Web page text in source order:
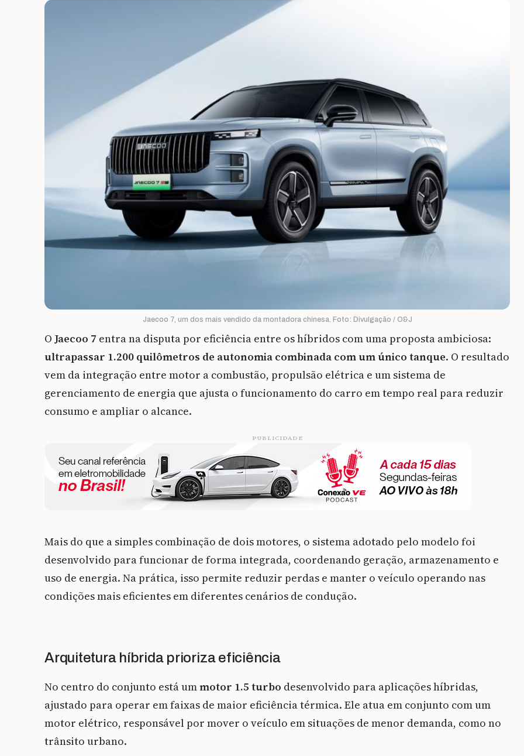
Jaecoo 7, um dos mais vendido da montadora chinesa. Foto: Divulgação / O&J
O Jaecoo 7 entra na disputa por eficiência entre os híbridos com uma proposta ambiciosa:
ultrapassar 1.200 quilômetros de autonomia combinada com um único tanque. O resultado
vem da integração entre motor a combustão, propulsão elétrica e um sistema de
gerenciamento de energia que ajusta o funcionamento do carro em tempo real para reduzir
consumo e ampliar o alcance.
PUBLICIDADE
Mais do que a simples combinação de dois motores, o sistema adotado pelo modelo foi
desenvolvido para funcionar de forma integrada, coordenando geração, armazenamento e
uso de energia. Na prática, isso permite reduzir perdas e manter o veículo operando nas
condições mais eficientes em diferentes cenários de condução.
Arquitetura híbrida prioriza eficiência
No centro do conjunto está ummotor 1.5 turbo desenvolvido para aplicações híbridas,
ajustado para operar em faixas de maior eficiência térmica. Ele atua em conjunto com um
motor elétrico, responsável por mover o veículo em situações de menor demanda, como no
trânsito urbano.